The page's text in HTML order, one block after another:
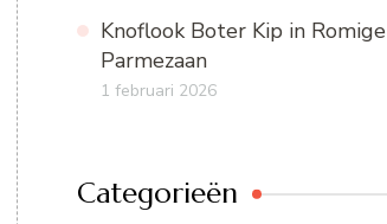
Knoflook Boter Kip in Romige
Parmezaan
1 februari 2026
Categorieën